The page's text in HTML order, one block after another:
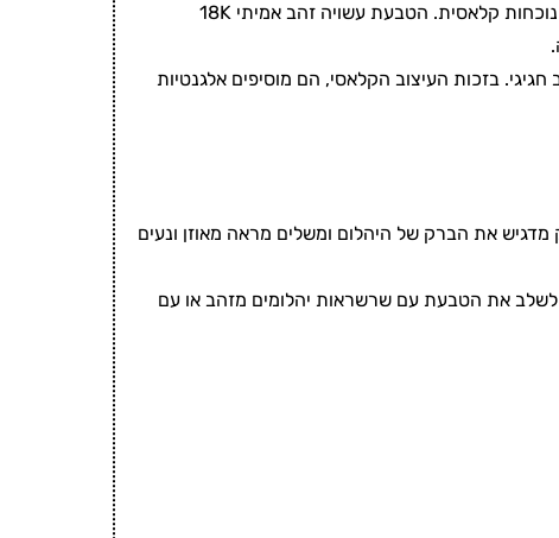
טבעת יהלום בעיצוב וינטאג' מזהב 18 קראט מבית תכשיטי יוסף משלבים עיצוב מדויק עם נוכחות קלאסית. הטבעת עשויה זהב אמיתי 18K
בזכות העיצוב הקלאסי, הם מוסיפים אלגנטיות
המדויק מדגיש את הברק של היהלום ומשלים מראה מאוזן ונעים
לשלב את הטבעת עם שרשראות יהלומים מזהב או עם